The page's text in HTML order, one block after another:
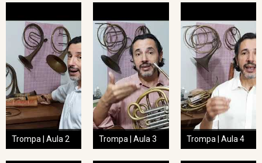
Trompa | Aula 2 Trompa | Aula 3 Trompa | Aula 4